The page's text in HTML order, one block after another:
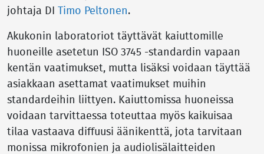
johtaja DI
Timo Peltonen.
Akukonin laboratoriot täyttävät kaiuttomille
huoneille asetetun ISO 3745 -standardin vapaan
kentän vaatimukset, mutta lisäksi voidaan täyttää
asiakkaan asettamat vaatimukset muihin
standardeihin liittyen. Kaiuttomissa huoneissa
voidaan tarvittaessa toteuttaa myös kaikuisaa
tilaa vastaava diffuusi äänikenttä, jota tarvitaan
monissa mikrofonien ja audiolisälaitteiden